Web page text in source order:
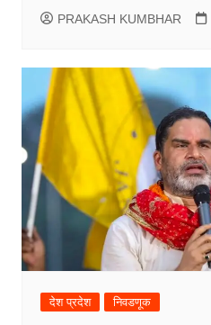
PRAKASH KUMBHAR
देश प्रदेश निवडणूक